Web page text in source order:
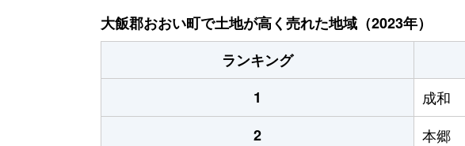
大飯郡おおい町で土地が高く売れた地域（2023年）
ランキング
1
成和
2
本郷